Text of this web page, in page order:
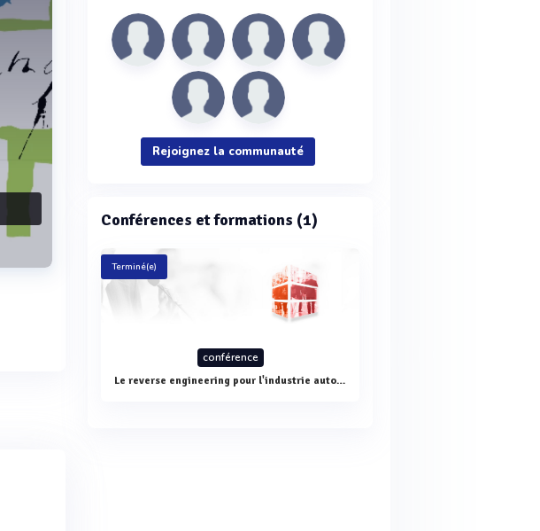
Rejoignez la communauté
Conférences et formations (1)
Terminé(e)
conférence
Le reverse engineering pour l'industrie automobile